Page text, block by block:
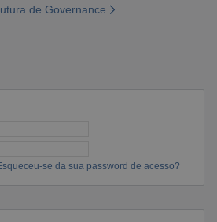
de Governance
se da sua password de acesso?